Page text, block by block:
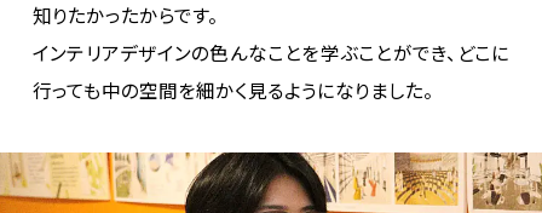
知りたかったからです。
インテリアデザインの色んなことを学ぶことができ、どこに
行っても中の空間を細かく見るようになりました。